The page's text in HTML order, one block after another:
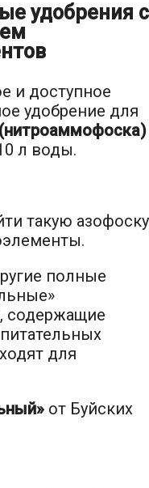
удобрения с
и доступное
удобрение для
л воды.
такую
полные
содержащие
для
от Буйских